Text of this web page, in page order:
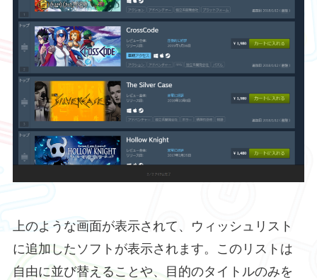
上のような画面が表示されて、ウィッシュリスト
に追加したソフトが表示されます。このリストは
自由に並び替えることや、目的のタイトルのみを